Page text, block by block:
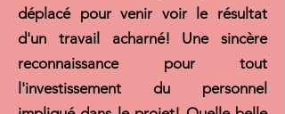
déplacé pour venir voir le résultat
d'un travail acharné! Une sincère
reconnaissance pour tout
l'investissement du personnel